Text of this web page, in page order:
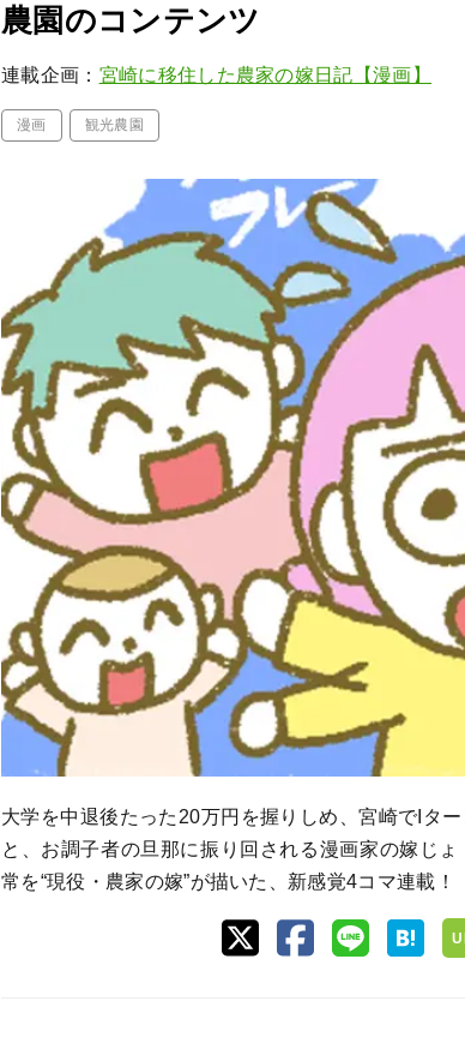
農園のコンテンツ
連載企画： 宮崎に移住した農家の嫁日記【漫画】
漫画 観光農園
大学を中退後たった20万円を握りしめ、宮崎でIタ
と、お調子者の旦那に振り回される漫画家の嫁じ
常を“現役・農家の嫁”が描いた、新感覚4コマ連載！